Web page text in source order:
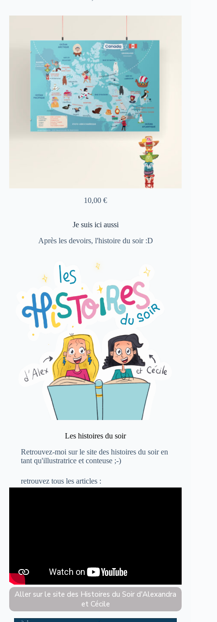
10,00€
Je suis ici aussi
Après les devoirs, l'histoire du soir :D
Les histoires du soir
Retrouvez-moi sur le site des histoires du soiren
tant qu'illustratrice et conteuse ;-)
retrouvez tous les articles :
Aller sur le site des Histoires du Soir d'Alexandra
et Cécile